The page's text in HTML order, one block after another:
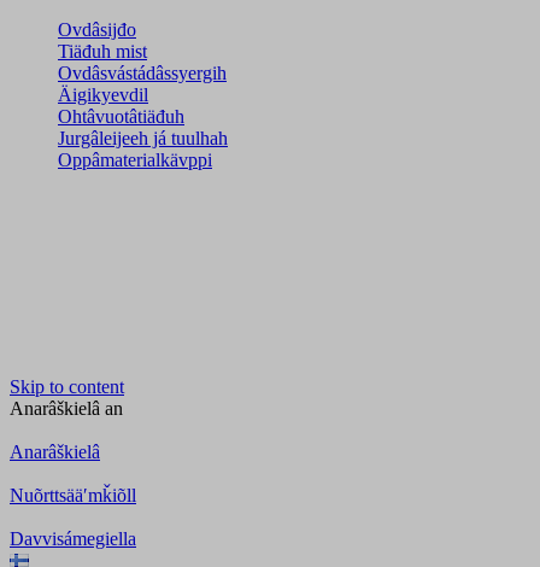
Ovdâsijđo
Tiäđuh mist
Ovdâsvástádâssyergih
Äigikyevdil
Ohtâvuotâtiäđuh
Jurgâleijeeh já tuulhah
Oppâmaterialkävppi
Skip to content
Anarâškielâ an
Anarâškielâ
Nuõrttsääʹmǩiõll
Davvisámegiella